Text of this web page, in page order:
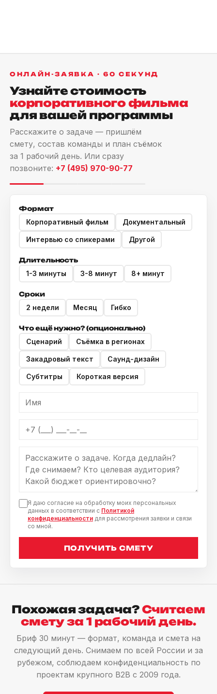
ОНЛАЙН-ЗАЯВКА · 60 СЕКУНД
Узнайте стоимость
корпоративного фильма
для вашей программы
Расскажите о задаче — пришлём
смету, состав команды и план съёмок
за 1 рабочий день. Или сразу
позвоните: +7 (495) 970-90-77
Формат
Корпоративный фильм Документальный
Интервью со спикерами Другой
Длительность
1-3 минуты 3-8 минут 8+ минут
Сроки
2 недели Месяц Гибко
Что ещё нужно? (опционально)
Сценарий Съёмка в регионах
Закадровый текст Саунд-дизайн
Субтитры Короткая версия
Я даю согласие на обработку моих персональных
данных в соответствии с Политикой
конфиденциальности для рассмотрения заявки и связи
со мной.
ПОЛУЧИТЬ СМЕТУ
Похожая задача?Считаем
смету за 1 рабочий день.
Бриф 30 минут — формат, команда и смета на
следующий день. Снимаем по всей России и за
рубежом, соблюдаем конфиденциальность по
проектам крупного B2B с 2009 года.